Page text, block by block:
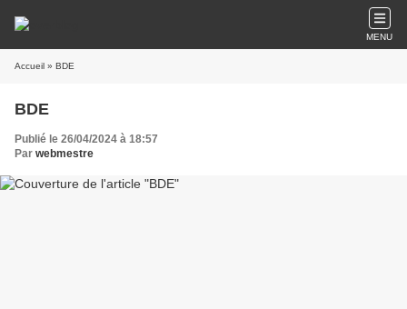
MENU
Accueil » BDE
BDE
Publié le 26/04/2024 à 18:57
Par webmestre